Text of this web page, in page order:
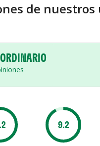
de nuestros
9.2